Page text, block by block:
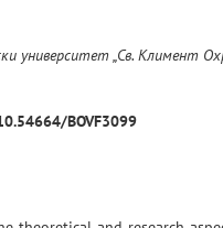
университет „Св. Климент
BOVF3099